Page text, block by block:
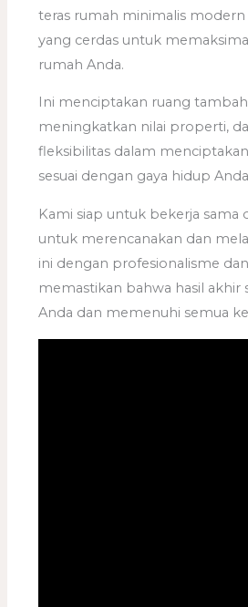
teras rumah minimalis modern
yang cerdas untuk
rumah Anda.
Ini menciptakan ruang
meningkatkan nilai properti,
fleksibilitas dalam
sesuai dengan gaya hidup
Kami siap untuk bekerja sama
untuk merencanakan dan
ini dengan profesionalisme
memastikan bahwa hasil akhir
Anda dan memenuhi semua